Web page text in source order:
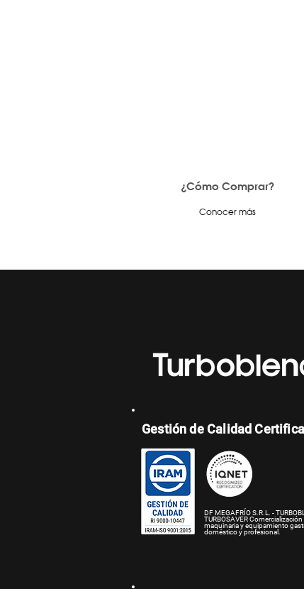
¿Cómo Comprar?
Conocer más
DF MEGAFRÍO S.R.L. -
TURBOSAVER
maquinaria y equipamiento
doméstico y profesional.
Gestión de Calidad